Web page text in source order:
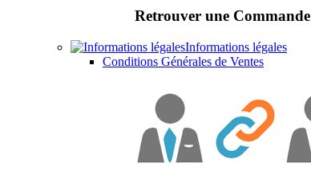
Retrouver une Commande
Informations légales
Conditions Générales de Ventes